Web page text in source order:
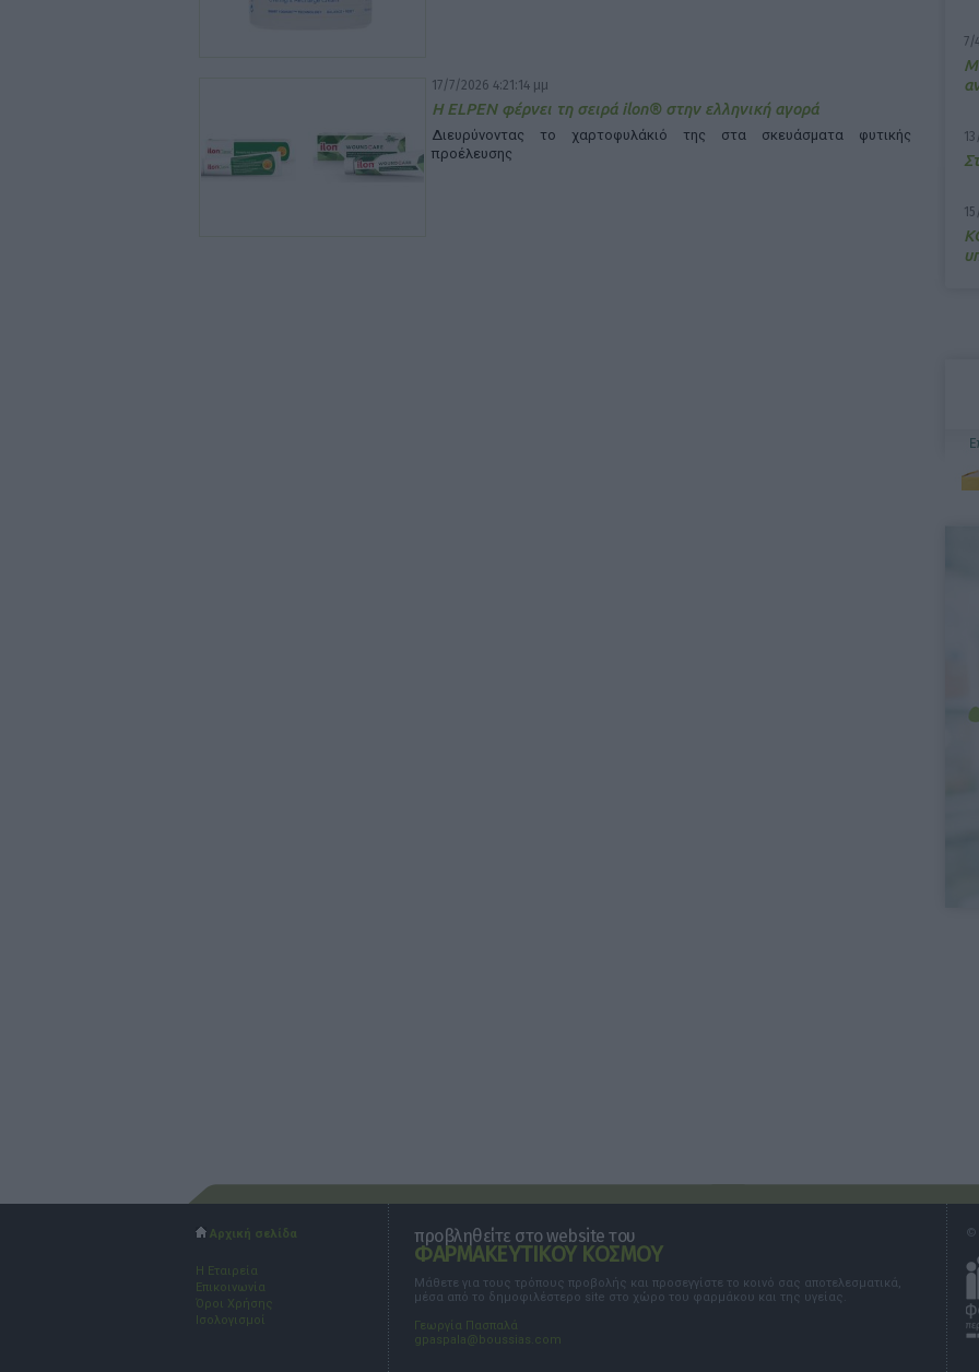
7/
17/7/2026 4:21:14 μμ
Η ELPEN φέρνει τη σειρά ilon® στην ελληνική αγορά
Διευρύνοντας το χαρτοφυλάκιό της στα σκευάσματα φυτικής
προέλευσης
Αρχική σελίδα
Η Εταιρεία
Επικοινωνία
Όροι Χρήσης
Ισολογισμοί
προβληθείτε στο website του
ΦΑΡΜΑΚΕΥΤΙΚΟΥ ΚΟΣΜΟΥ
Μάθετε για τους τρόπους προβολής και προσεγγίστε το κοινό σας αποτελεσματικά,
μέσα από το δημοφιλέστερο site στο χώρο του φαρμάκου και της υγείας.
Γεωργία Πασπαλά
gpaspala@boussias.com
©